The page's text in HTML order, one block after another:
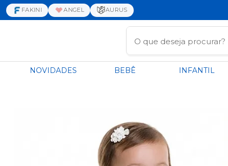
FAKINI ANGEL AURUS
NOVIDADES BEBÊ INFANTIL